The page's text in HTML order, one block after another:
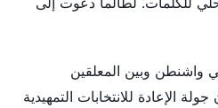
واشنطن وبين المعلقين
الإعادة للانتخابات التمهيدية